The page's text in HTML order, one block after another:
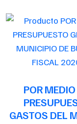
POR
GASTOS DEL